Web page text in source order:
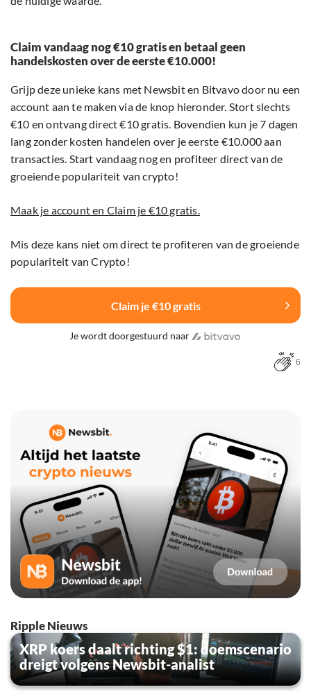
Claim vandaag nog €10 gratis en betaal geen
handelskosten over de eerste €10.000!
Grijp deze unieke kans met Newsbit en Bitvavo door nu een
account aan te maken via de knop hieronder. Stort slechts
€10 en ontvang direct €10 gratis. Bovendien kun je 7 dagen
lang zonder kosten handelen over je eerste €10.000 aan
transacties. Start vandaag nog en profiteer direct van de
groeiende populariteit van crypto!
Maak je account en Claim je €10 gratis.
Mis deze kans niet om direct te profiteren van de groeiende
populariteit van Crypto!
Claim je €10 gratis
Je wordt doorgestuurd naar
6
Ripple Nieuws
XRP koers daalt richting $1: doemscenario
dreigt volgens Newsbit-analist